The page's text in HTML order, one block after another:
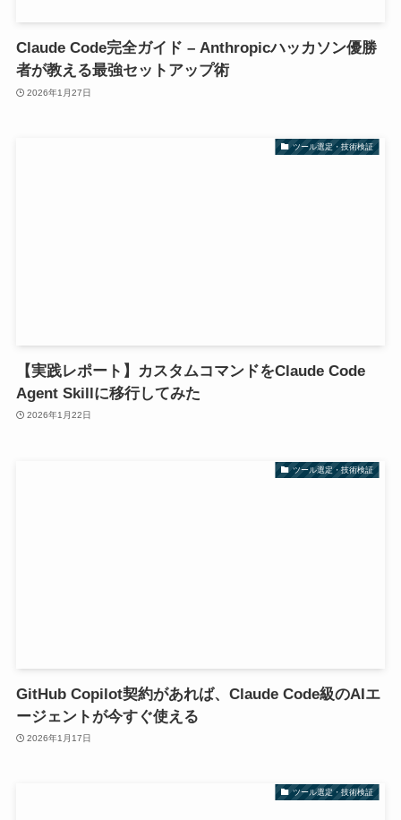
Claude Code完全ガイド – Anthropicハッカソン優勝
者が教える最強セットアップ術
2026年1月27日
ツール選定・技術検証
【実践レポート】カスタムコマンドをClaude Code
Agent Skillに移行してみた
2026年1月22日
ツール選定・技術検証
GitHub Copilot契約があれば、Claude Code級のAIエ
ージェントが今すぐ使える
2026年1月17日
ツール選定・技術検証